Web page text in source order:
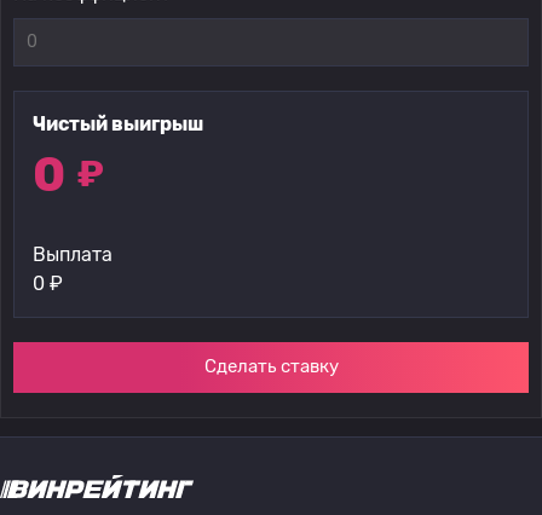
Чистый выигрыш
0 ₽
Выплата
0 ₽
Сделать ставку